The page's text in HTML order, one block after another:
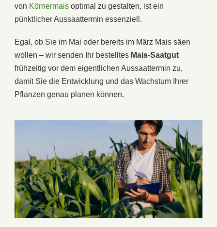
von Körnermais optimal zu gestalten, ist ein
pünktlicher Aussaattermin essenziell.
Egal, ob Sie im Mai oder bereits im März Mais säen
wollen – wir senden Ihr bestelltes Mais-Saatgut
frühzeitig vor dem eigentlichen Aussaattermin zu,
damit Sie die Entwicklung und das Wachstum Ihrer
Pflanzen genau planen können.